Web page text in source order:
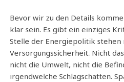
Bevor wir zu den Details
klar sein. Es gibt ein einziges
Stelle der Energiepolitik stehen
Versorgungssicherheit. Nicht
nicht die Umwelt, nicht die
irgendwelche Schlagschatten.